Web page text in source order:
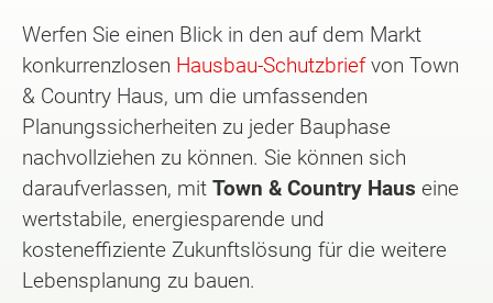
Werfen Sie einen Blick in den auf dem Markt
konkurrenzlosen Hausbau-Schutzbriefvon Town
& Country Haus, um die umfassenden
Planungssicherheiten zu jeder Bauphase
nachvollziehen zu können. Sie können sich
daraufverlassen, mit Town & Country Haus eine
wertstabile, energiesparende und
kosteneffiziente Zukunftslösung für die weitere
Lebensplanung zu bauen.